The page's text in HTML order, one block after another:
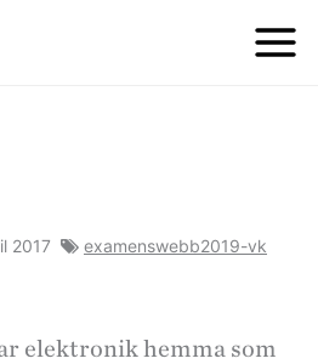
2017 examenswebb2019-vk
elektronik hemma som